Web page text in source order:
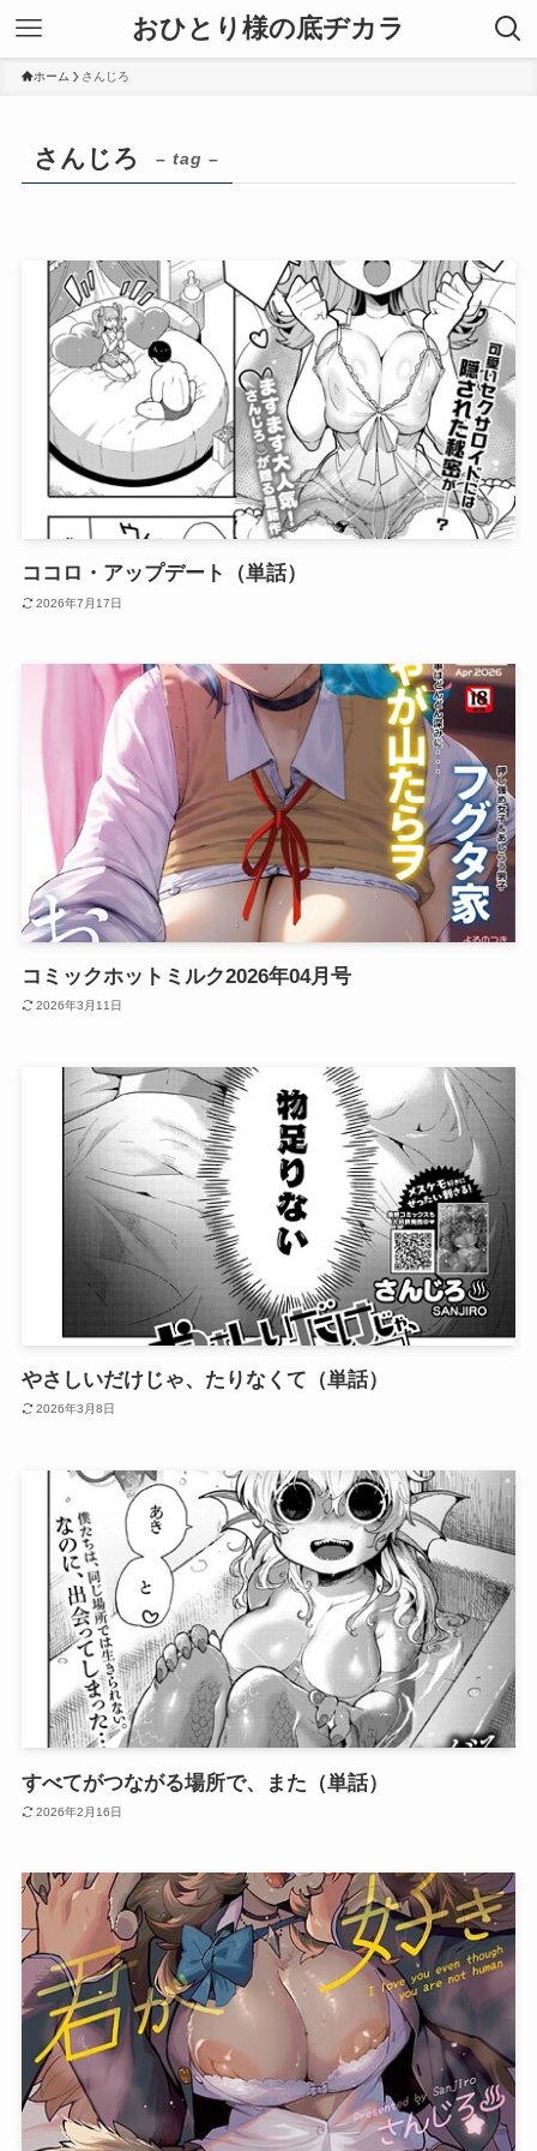
おひとり様の底ヂカラ
ホーム さんじろ
さんじろ – tag –
ココロ・アップデート（単話）
2026年7月17日
コミックホットミルク2026年04月号
2026年3月11日
やさしいだけじゃ、たりなくて（単話）
2026年3月8日
すべてがつながる場所で、また（単話）
2026年2月16日